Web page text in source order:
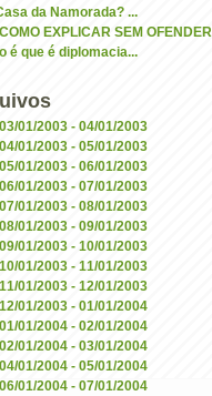
da Namorada? ...
COMO EXPLICAR SEM OFENDER
é que é diplomacia...
03/01/2003 - 04/01/2003
04/01/2003 - 05/01/2003
05/01/2003 - 06/01/2003
06/01/2003 - 07/01/2003
07/01/2003 - 08/01/2003
08/01/2003 - 09/01/2003
09/01/2003 - 10/01/2003
10/01/2003 - 11/01/2003
11/01/2003 - 12/01/2003
12/01/2003 - 01/01/2004
01/01/2004 - 02/01/2004
02/01/2004 - 03/01/2004
04/01/2004 - 05/01/2004
06/01/2004 - 07/01/2004